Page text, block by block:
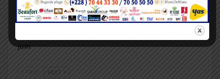
Fête des martyrs : le
devoir de mémoire au
cœur de la
juin
BATIR met en terre 300
plants dans la
préfecture de l’Avé
NEXT